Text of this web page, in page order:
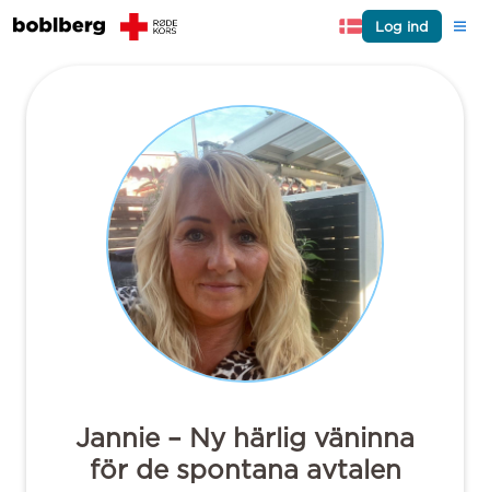
Log ind
Jannie – Ny härlig väninna
för de spontana avtalen